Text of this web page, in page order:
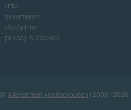
links
adverteren
disclaimer
privacy & cookies
© Alle rechten voorbehouden | 2008 - 2026